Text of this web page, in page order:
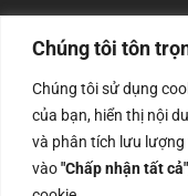
Chúng tôi tôn
Chúng tôi sử dụng
của bạn, hiển thị nội
và phân tích lưu
vào"Chấp nhận tất cả"
Công ty TNHH Nam
cấp ngày 14/06/